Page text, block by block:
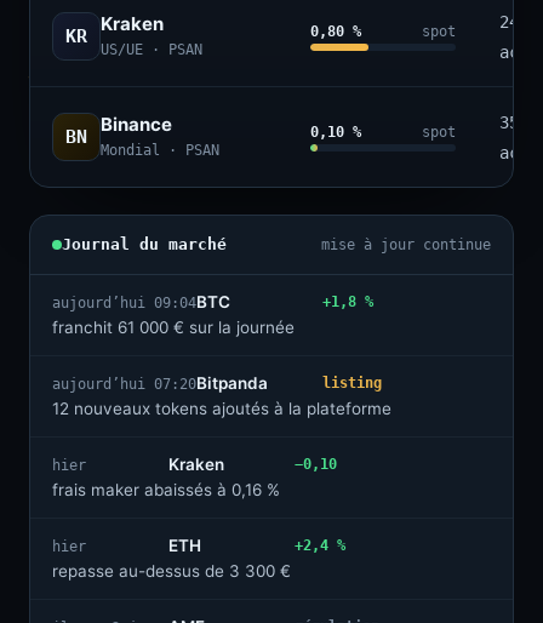
KR
Kraken
US/UE · PSAN
0,80 % spot
240+
BN
Binance
Mondial · PSAN
0,10 % spot
350+
Journal du marché mise à jour continue
aujourd’hui 09:04BTC
franchit 61 000 € sur la journée
+1,8 %
aujourd’hui 07:20Bitpanda
12 nouveaux tokens ajoutés à la plateforme
listing
hier
Kraken
frais maker abaissés à 0,16 %
−0,10
hier
ETH
repasse au-dessus de 3 300 €
+2,4 %